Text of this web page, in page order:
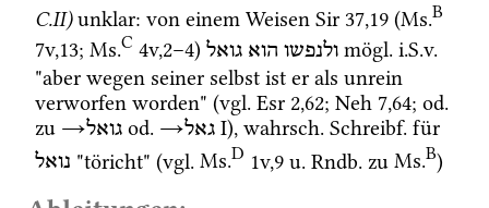
C.II)unklar: von einem Weisen Sir 37,19 (Ms.B
7v,13; Ms.C 4v,2–4) ולנפשו הוא גואל mögl. i.S.v.
"aber wegen seiner selbst ist er als unrein
verworfen worden" (vgl. Esr 2,62; Neh 7,64; od.
zu →גואל od. →גאל ‎ I), wahrsch. Schreibf.
נואל "töricht" (vgl. Ms.D 1v,9 u. Rndb. zu Ms.B)